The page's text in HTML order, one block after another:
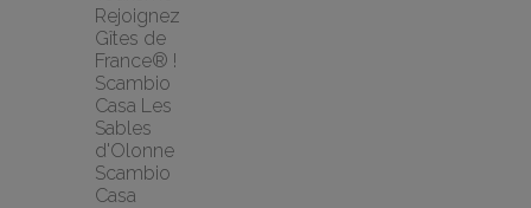
Rejoignez
Gîtes de
France® !
Scambio
Casa Les
Sables
d'Olonne
Scambio
Casa